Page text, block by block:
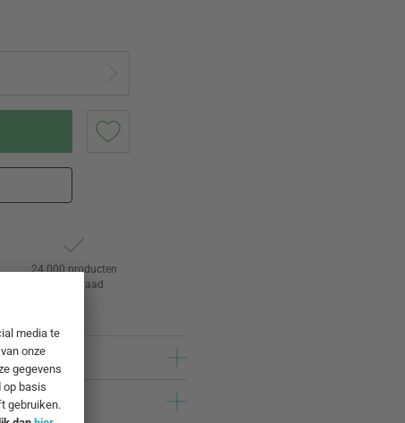
24.000 producten
op voorraad